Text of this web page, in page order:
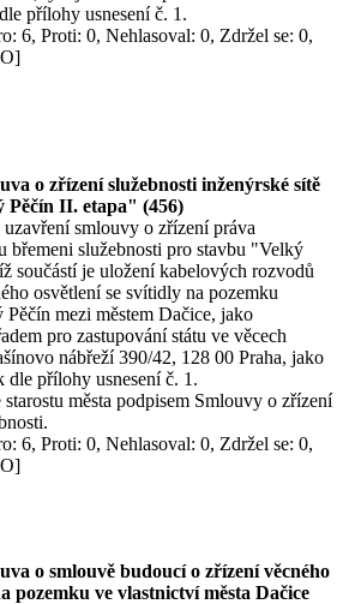
přílohy usnesení č. 1.
6, Proti: 0, Nehlasoval: 0, Zdržel se: 0,
o zřízení služebnosti inženýrské sítě
II. etapa" (456)
uzavření smlouvy o zřízení práva
břemeni služebnosti pro stavbu "Velký
součástí je uložení kabelových rozvodů
osvětlení se svítidly na pozemku
mezi městem Dačice, jako
pro zastupování státu ve věcech
nábřeží 390/42, 128 00 Praha, jako
přílohy usnesení č. 1.
města podpisem Smlouvy o zřízení
6, Proti: 0, Nehlasoval: 0, Zdržel se: 0,
o smlouvě budoucí o zřízení věcného
pozemku ve vlastnictví města Dačice